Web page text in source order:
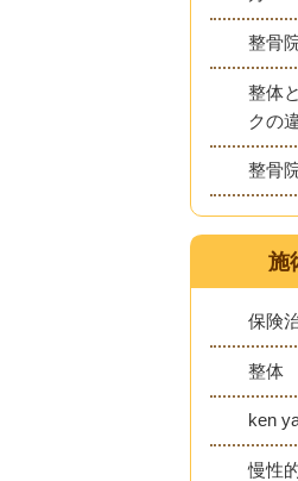
整骨
整体
クの
整骨
施
保険
整体
ken
慢性